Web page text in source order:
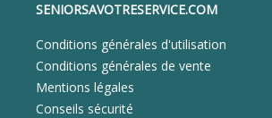
SENIORSAVOTRESERVICE.COM
Conditions générales d'utilisation
Conditions générales de vente
Mentions légales
Conseils sécurité